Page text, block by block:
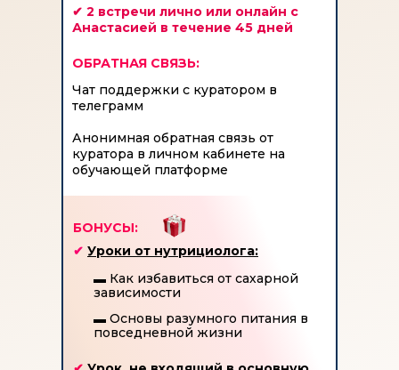
✔ 2 встречи лично или онлайн с
Анастасией в течение 45 дней
ОБРАТНАЯ СВЯЗЬ:
БОНУСЫ:
✔ Уроки от нутрициолога:
▬ Основы разумного питания в
повседневной жизни
▬ Как избавиться от сахарной
зависимости
Чат поддержки с куратором в
телеграмм
Анонимная обратная связь от
куратора в личном кабинете на
обучающей платформе